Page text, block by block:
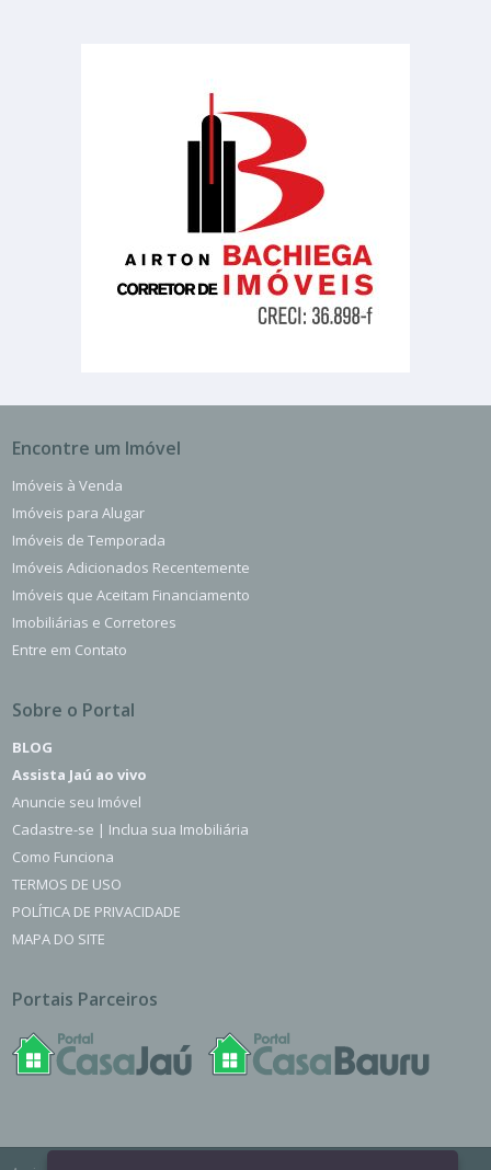
Encontre um Imóvel
Imóveis à Venda
Imóveis para Alugar
Imóveis de Temporada
Imóveis Adicionados Recentemente
Imóveis que Aceitam Financiamento
Imobiliárias e Corretores
Entre em Contato
Sobre o Portal
BLOG
Assista Jaú ao vivo
Anuncie seu Imóvel
Cadastre-se | Inclua sua Imobiliária
Como Funciona
TERMOS DE USO
POLÍTICA DE PRIVACIDADE
MAPA DO SITE
Portais Parceiros